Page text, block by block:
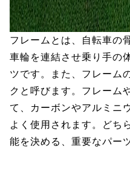
フレームとは、自転車の
車輪を連結させ乗り手の
ツです。また、フレーム
クと呼びます。フレーム
て、カーボンやアルミニ
よく使用されます。どち
能を決める、重要なパー